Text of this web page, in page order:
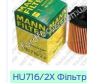
HU716/2X Фільтр